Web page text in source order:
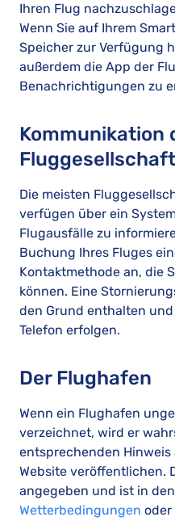
Ihren Flug
Wenn Sie auf Ihrem
Speicher zur Verfügung
außerdem die App der
Benachrichtigungen zu
Kommunikation
Fluggesellschaft
Die meisten
verfügen über ein
Flugausfälle zu
Buchung Ihres Fluges
Kontaktmethode an, die
können. Eine
den Grund enthalten und
Telefon erfolgen.
Der Flughafen
Wenn ein Flughafen
verzeichnet, wird er
entsprechenden Hinweis
Website veröffentlichen.
angegeben und ist in
Wetterbedingungen oder